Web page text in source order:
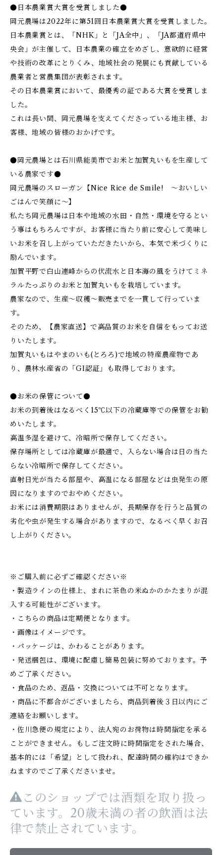
●日本農業賞大賞を受賞しました●
岡元農場は2022年に第51回日本農業賞大賞を受賞しました。
日本農業賞とは、「NHK」と「JA全中」、「JA都道府県中
央会」が主催して、日本農業の確立をめざし、意欲的に経営
や技術の改革にとりくみ、地域社会の発展にも貢献している
農業者と営農集団が表彰されます。
その日本農業賞において、最優秀の証である大賞を受賞しま
した。
これは長い間、岡元農場を支えてくださっている地主様、お
客様、地域の皆様のおかげです。
●岡元農場とは石川県能美市でお米と加賀丸いもを生産して
いる農家です●
岡元農場のスローガン【Nice Rice de Smile! ～おいしい
ごはんで笑顔に～】
私たち岡元農場は日本や地域の水田・自然・環境を守るとい
う事はもちろんですが、お客様に当たり前に安心して美味し
いお米を召し上がっていただきたいから、本気で米づくりに
励んでいます。
加賀平野で白山連峰からの伏流水と日本海の風をうけてミネ
ラルたっぷりのお米と加賀丸いもを栽培しています。
農家なので、生産～収穫～販売までを一貫して行っていま
す。
そのため、【農家直送】で高品質のお米を自信をもってお送
りいたします。
加賀丸いもはやまのいも(とろろ)で地域の特産農産物であ
り、農林水産省の「GI認証」も取得しております。
●お米の保管について●
お米の到着後はなるべく15℃以下の冷蔵庫等での保管をお勧
めいたします。
高温多湿を避けて、冷暗所で保存してください。
保存場所としては冷蔵庫が最適で、入らない場合は日の当た
らない冷暗所で保存してください。
直射日光が当たる部屋や、高温になる部屋などは虫発生の原
因になりますのでおやめください。
お米には消費期限はありませんが、長期保存を行うと品質の
劣化や虫が発生する場合がありますので、なるべく早くお召
し上がりください。
※ご購入前に必ずご確認ください※
・製造ラインの仕様上、まれに茶色の米ぬかのかたまりが混
入する可能性がございます。
・こちらの商品は定期便となります。
・画像はイメージです。
・パッケージは、かわることがあります。
・発送梱包は、環境に配慮し簡易包装に努めております。予
めご了承ください。
・食品のため、返品・交換については不可となります。
・商品に不都合がございましたら、商品到着後３日以内にご
連絡をお願いします。
・佐川急便の規定により、法人宛のお荷物は時間指定を承る
ことができません。もしご注文時に時間指定をされた場合、
基本的には「希望」として扱われ、配達時間の確約はできか
ねますのでご了承くださいませ。
このショップでは酒類を取り扱っ
ています。20歳未満の者の飲酒は法
律で禁止されています。